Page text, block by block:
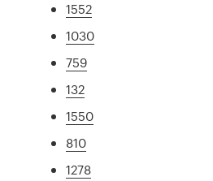
1552
1030
759
132
1550
810
1278